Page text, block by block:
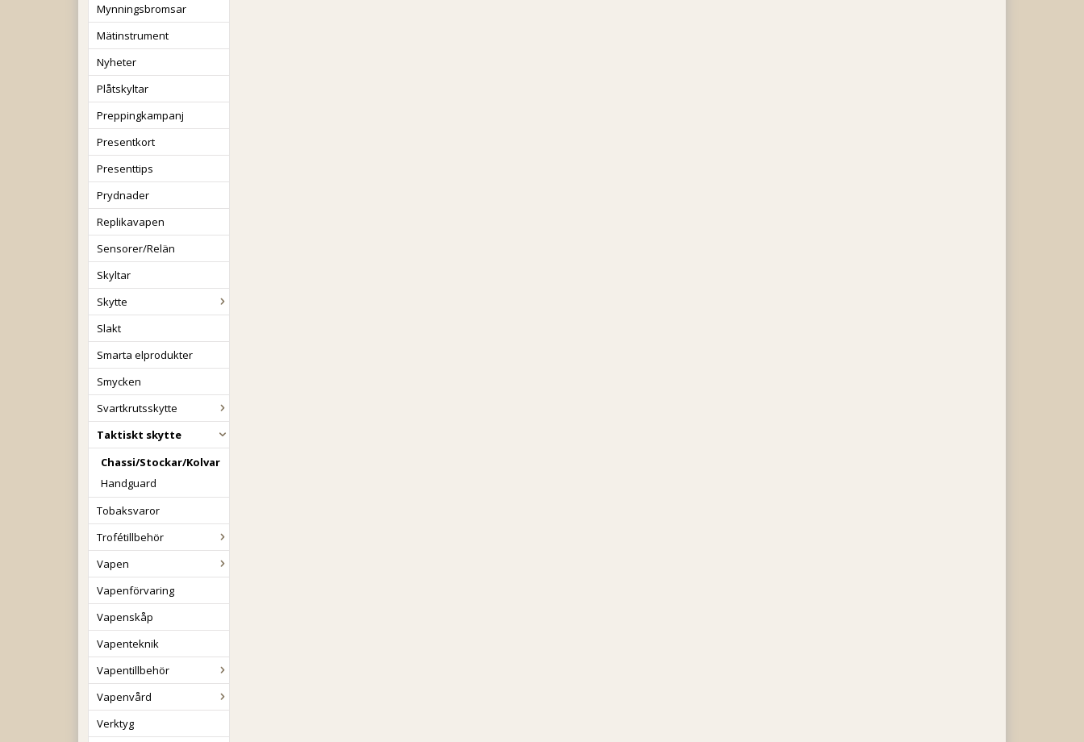
Mynningsbromsar
Mätinstrument
Nyheter
Plåtskyltar
Preppingkampanj
Presentkort
Presenttips
Prydnader
Replikavapen
Sensorer/Relän
Skyltar
Skytte
Slakt
Smarta elprodukter
Smycken
Svartkrutsskytte
Taktiskt skytte
Chassi/Stockar/Kolvar
Handguard
Tobaksvaror
Trofétillbehör
Vapen
Vapenförvaring
Vapenskåp
Vapenteknik
Vapentillbehör
Vapenvård
Verktyg